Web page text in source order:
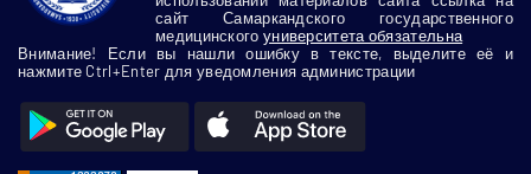
сайт Самаркандского государственного
медицинского университета обязательна
Внимание! Если вы нашли ошибку в тексте, выделите её и
нажмите Ctrl+Enter для уведомления администрации